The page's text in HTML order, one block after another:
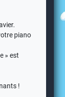
piano
» est
!